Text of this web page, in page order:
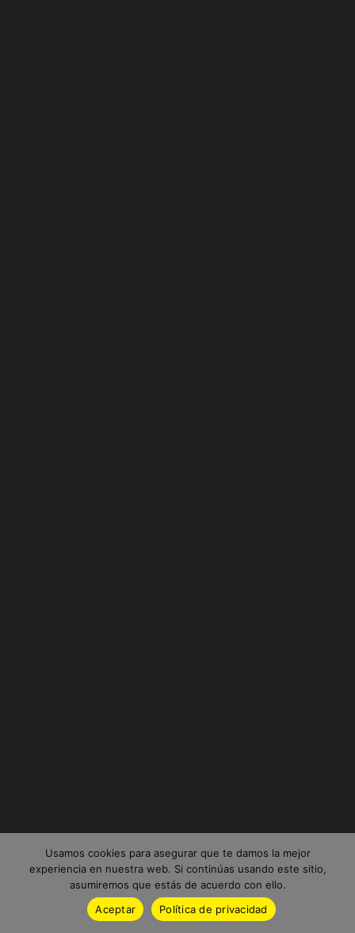
Usamos cookies para asegurar que te damos la mejor
experiencia en nuestra web. Si continúas usando este sitio,
asumiremos que estás de acuerdo con ello.
Aceptar
Política de privacidad